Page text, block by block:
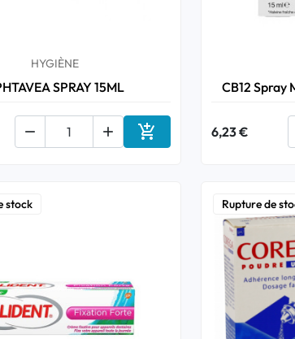
HYGIÈNE
SPRAY 15ML
  Ajouter au panier
CB12 Spray
6,23 €
stock Rupture de